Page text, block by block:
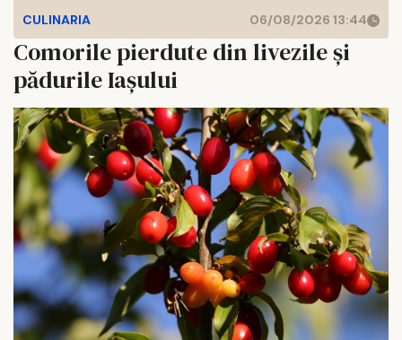
CULINARIA 06/08/2026 13:44
Comorile pierdute din livezile și
pădurile Iașului